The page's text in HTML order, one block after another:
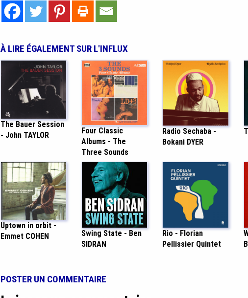
À LIRE ÉGALEMENT SUR L'INFLUX
The Bauer Session
- John TAYLOR
Four Classic
Albums - The
Three Sounds
Radio Sechaba -
Bokani DYER
Uptown in orbit -
Emmet COHEN
Swing State - Ben
SIDRAN
Rio - Florian
Pellissier Quintet
POSTER UN COMMENTAIRE